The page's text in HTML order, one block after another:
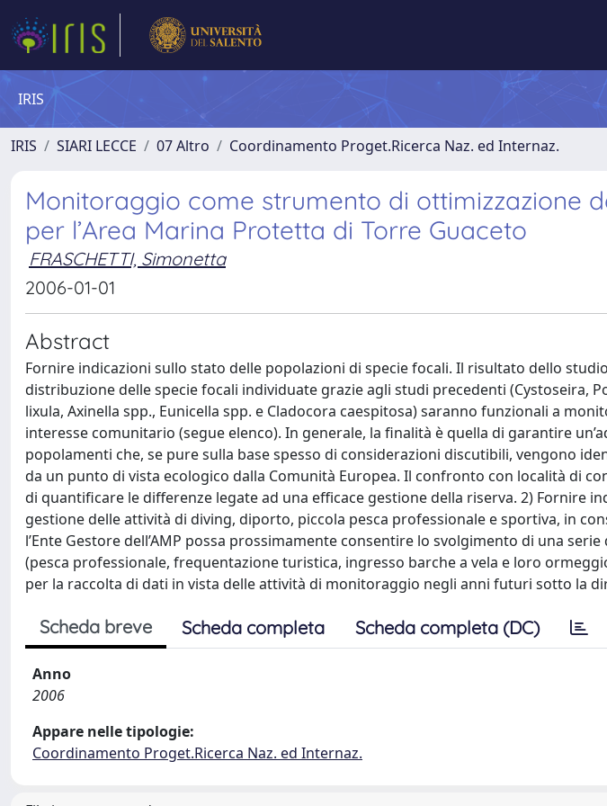
IRIS
IRIS SIARI LECCE 07 Altro Coordinamento Proget.Ricerca Naz. ed Internaz.
Monitoraggio come strumento di ottimizzazione
per l’Area Marina Protetta di Torre Guaceto
FRASCHETTI, Simonetta
2006-01-01
Abstract
Fornire indicazioni sullo stato delle popolazioni di specie focali. Il risultato dello
distribuzione delle specie focali individuate grazie agli studi precedenti (Cystoseira,
lixula, Axinella spp., Eunicella spp. e Cladocora caespitosa) saranno funzionali a
interesse comunitario (segue elenco). In generale, la finalità è quella di garantire
popolamenti che, se pure sulla base spesso di considerazioni discutibili, vengono
da un punto di vista ecologico dalla Comunità Europea. Il confronto con località di
di quantificare le differenze legate ad una efficace gestione della riserva. 2) Fornire
gestione delle attività di diving, diporto, piccola pesca professionale e sportiva, in
l’Ente Gestore dell’AMP possa prossimamente consentire lo svolgimento di una
(pesca professionale, frequentazione turistica, ingresso barche a vela e loro
per la raccolta di dati in vista delle attività di monitoraggio negli anni futuri sotto la
Scheda breve Scheda completa Scheda completa (DC)
Anno
2006
Appare nelle tipologie:
Coordinamento Proget.Ricerca Naz. ed Internaz.